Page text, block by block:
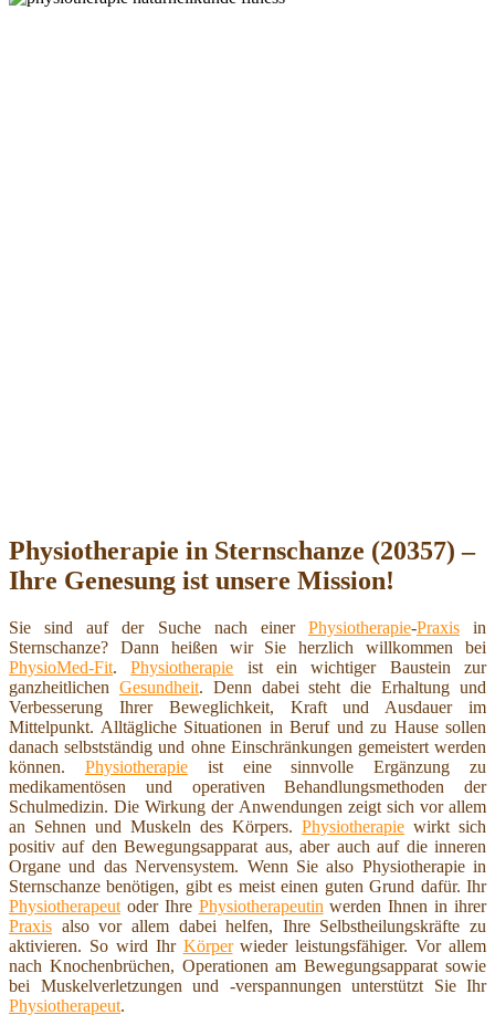
Physiotherapie in Sternschanze (20357) –
Ihre Genesung ist unsere Mission!
Sie sind auf der Suche nach einer Physiotherapie-Praxisin
Sternschanze? Dann heißen wir Sie herzlich willkommen bei
PhysioMed-Fit.Physiotherapie ist ein wichtiger Baustein zur
ganzheitlichen Gesundheit. Denn dabei steht die Erhaltung und
Verbesserung Ihrer Beweglichkeit, Kraft und Ausdauer im
Mittelpunkt. Alltägliche Situationen in Beruf und zu Hause sollen
danach selbstständig und ohne Einschränkungen gemeistert werden
können. Physiotherapieist eine sinnvolle Ergänzung zu
medikamentösen und operativen Behandlungsmethoden der
Schulmedizin. Die Wirkung der Anwendungen zeigt sich vor allem
an Sehnen und Muskeln des Körpers. Physiotherapie wirkt sich
positiv auf den Bewegungsapparat aus, aber auch auf die inneren
Organe und das Nervensystem. Wenn Sie also Physiotherapie in
Sternschanze benötigen, gibt es meist einen guten Grund dafür. Ihr
Physiotherapeut oder Ihre Physiotherapeutin werden Ihnen in ihrer
Praxis also vor allem dabei helfen, Ihre Selbstheilungskräfte zu
aktivieren. So wird Ihr Körperwieder leistungsfähiger. Vor allem
nach Knochenbrüchen, Operationen am Bewegungsapparat sowie
bei Muskelverletzungen und -verspannungen unterstützt Sie Ihr
Physiotherapeut.